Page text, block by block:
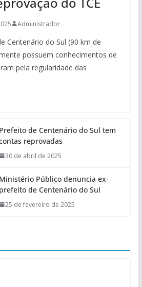
Administrador
Centenário do Sul (90 km de
possuem conhecimentos de
pela regularidade das
Prefeito de Centenário do Sul tem
reprovadas
30 de abril de 2025
Ministério Público denuncia ex-
prefeito de Centenário do Sul
25 de fevereiro de 2025